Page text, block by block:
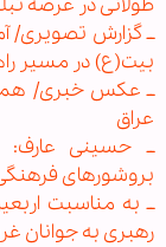
طولانی در عرصه
بیت(ع) در مسیر
ــ عکس خبری/
عراق
ــ حسینی
بروشورهای
ــ به مناسبت
رهبری به جوانان